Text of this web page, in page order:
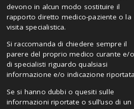
devono in alcun modo sostituire il
rapporto diretto medico-paziente o la
visita specialistica.
Si raccomanda di chiedere sempre il
parere del proprio medico curante e/o
di specialisti riguardo qualsiasi
informazione e/o indicazione
Se si hanno dubbi o quesiti sulle
informazioni riportate o sull’uso di un